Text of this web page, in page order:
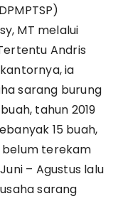
MT melalui
Andris
kantornya, ia
sarang burung
tahun 2019
15 buah,
belum terekam
– Agustus lalu
sarang